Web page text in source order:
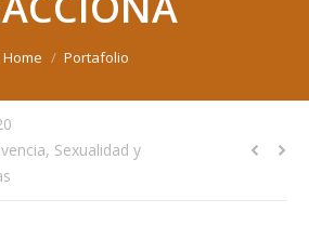
Home Portafolio
, Sexualidad y